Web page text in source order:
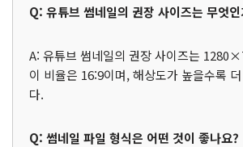
Q: 유튜브 썸네일의 권장 사이즈는 무엇
A: 유튜브 썸네일의 권장 사이즈는
이 비율은 16:9이며, 해상도가 높을수록
다.
Q: 썸네일 파일 형식은 어떤 것이 좋나요?